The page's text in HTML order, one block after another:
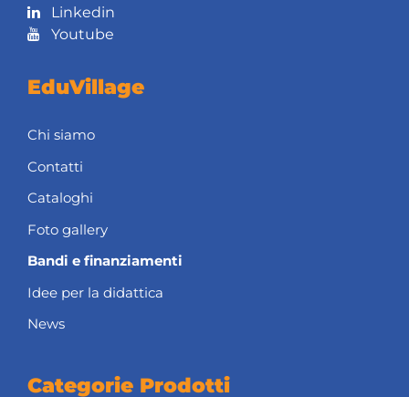
Linkedin
Youtube
EduVillage
Chi siamo
Contatti
Cataloghi
Foto gallery
Bandi e finanziamenti
Idee per la didattica
News
Categorie Prodotti